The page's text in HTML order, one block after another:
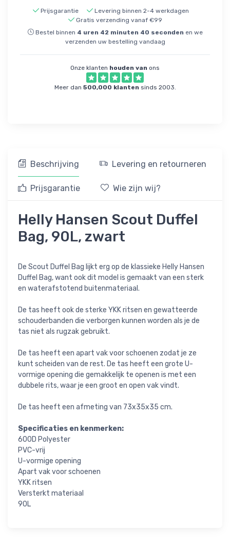
Prijsgarantie
Levering binnen 2-4 werkdagen
Gratis verzending vanaf €99
Bestel binnen 4 uren 42 minuten 40 seconden en we
verzenden uw bestelling vandaag
Onze klanten houden van ons
Meer dan 500,000 klanten sinds 2003.
Beschrijving Levering en retourneren
Prijsgarantie Wie zijn wij?
Helly Hansen Scout Duffel
Bag, 90L, zwart
De Scout Duffel Bag lijkt erg op de klassieke Helly Hansen
Duffel Bag, want ook dit model is gemaakt van een sterk
en waterafstotend buitenmateriaal.
De tas heeft ook de sterke YKK ritsen en gewatteerde
schouderbanden die verborgen kunnen worden als je de
tas niet als rugzak gebruikt.
De tas heeft een apart vak voor schoenen zodat je ze
kunt scheiden van de rest. De tas heeft een grote U-
vormige opening die gemakkelijk te openen is met een
dubbele rits, waar je een groot en open vak vindt.
De tas heeft een afmeting van 73x35x35 cm.
Specificaties en kenmerken:
600D Polyester
PVC-vrij
U-vormige opening
Apart vak voor schoenen
YKK ritsen
Versterkt materiaal
90L